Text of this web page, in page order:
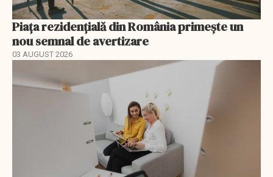
Piața rezidențială din România primește un
nou semnal de avertizare
03 AUGUST 2026